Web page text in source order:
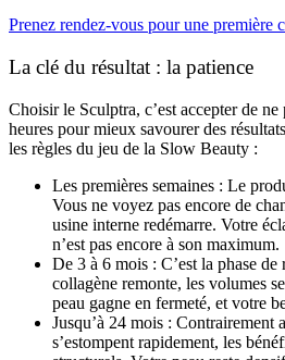
Prenez rendez-vous pour une première
La clé du résultat : la patience
Choisir le Sculptra, c’est accepter de
heures pour mieux savourer des
les règles du jeu de la Slow Beauty :
Les premières semaines : Le
Vous ne voyez pas encore de
usine interne redémarre. Votre
n’est pas encore à son maximum.
De 3 à 6 mois : C’est la phase
collagène remonte, les volumes
peau gagne en fermeté, et votre
Jusqu’à 24 mois : Contrairement
s’estompent rapidement, les